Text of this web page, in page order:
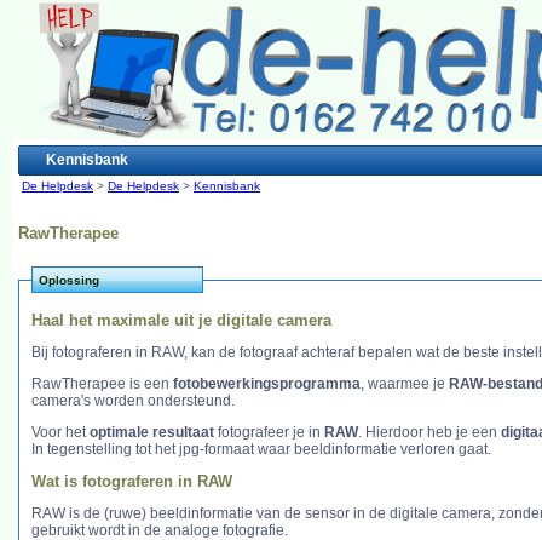
Kennisbank
De Helpdesk > De Helpdesk > Kennisbank
RawTherapee
Oplossing
Haal het maximale uit je digitale camera
Bij fotograferen in RAW, kan de fotograaf achteraf bepalen wat de beste
RawTherapee is een fotobewerkingsprogramma, waarmee je RAW-
camera's worden ondersteund.
Voor hetoptimale resultaat fotografeer je in RAW. Hierdoor heb je een
In tegenstelling tot het jpg-formaat waar beeldinformatie verloren gaat.
Wat is fotograferen in RAW
RAW is de (ruwe) beeldinformatie van de sensor in de digitale camera,
gebruikt wordt in de analoge fotografie.